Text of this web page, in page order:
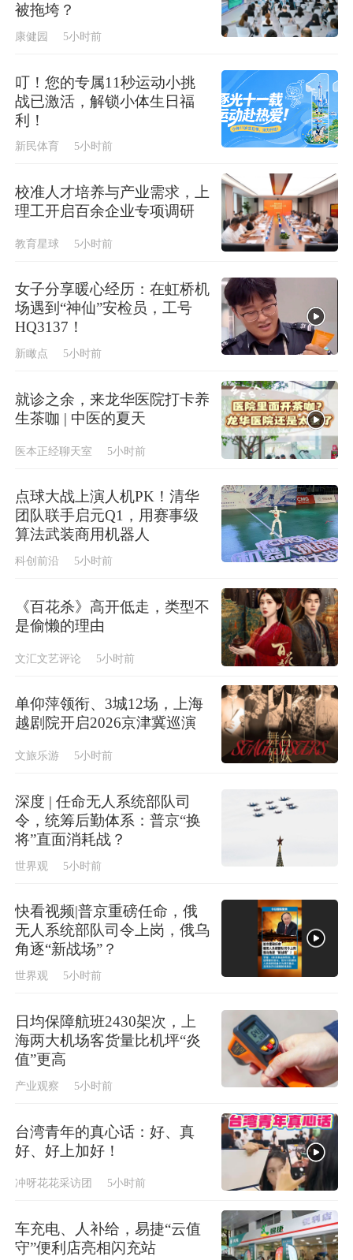
被拖垮？
康健园 5小时前
叮！您的专属11秒运动小挑
战已激活，解锁小体生日福
利！
新民体育 5小时前
校准人才培养与产业需求，上
理工开启百余企业专项调研
教育星球 5小时前
女子分享暖心经历：在虹桥机
场遇到“神仙”安检员，工号
HQ3137！
新瞰点 5小时前
就诊之余，来龙华医院打卡养
生茶咖 | 中医的夏天
医本正经聊天室 5小时前
点球大战上演人机PK！清华
团队联手启元Q1，用赛事级
算法武装商用机器人
科创前沿 5小时前
《百花杀》高开低走，类型不
是偷懒的理由
文汇文艺评论 5小时前
单仰萍领衔、3城12场，上海
越剧院开启2026京津冀巡演
文旅乐游 5小时前
深度 | 任命无人系统部队司
令，统筹后勤体系：普京“换
将”直面消耗战？
世界观 5小时前
快看视频|普京重磅任命，俄
无人系统部队司令上岗，俄乌
角逐“新战场”？
世界观 5小时前
日均保障航班2430架次，上
海两大机场客货量比机坪“炎
值”更高
产业观察 5小时前
台湾青年的真心话：好、真
好、好上加好！
冲呀花花采访团 5小时前
车充电、人补给，易捷“云值
守”便利店亮相闪充站